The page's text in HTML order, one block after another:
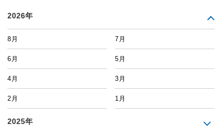
2026年
8月 7月
6月 5月
4月 3月
2月 1月
2025年